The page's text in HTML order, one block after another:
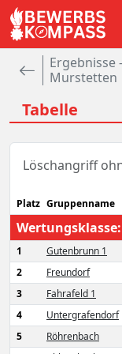
Ergebnisse
Murstetten
Tabelle
Löschangriff
Platz Gruppenname
Wertungsklasse:
1 Gutenbrunn 1
2
Freundorf
3
Fahrafeld 1
4
Untergrafendorf
5
Röhrenbach